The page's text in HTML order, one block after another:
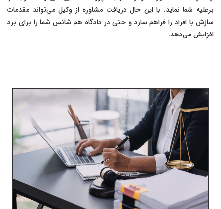
برعلیه شما نماید. با این حال دریافت مشاوره از وکیل می‌تواند مقدمات
سازش با افراد را فراهم سازد و حتی در دادگاه هم شانس شما را برای برد
افزایش می‌دهد.